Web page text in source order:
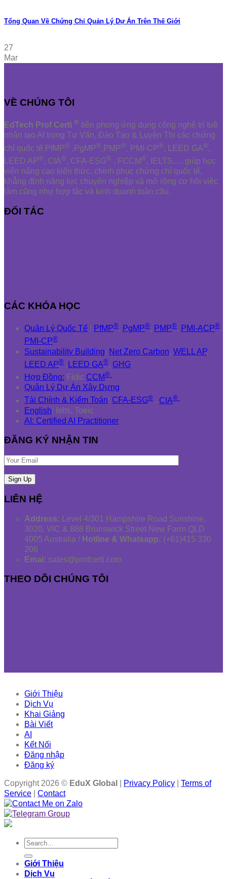
Tổng Quan Về Chứng Chỉ Quản Lý Dự Án Trên Thế Giới
27
Mar
VỀ CHÚNG TÔI
EdTech Prof Certi ® tiên phong ứng dụng công nghệ trí tuệ
nhân tạo AI trong Tư Vấn, Đào Tạo & Luyện Thi các chứng
chỉ quốc tế PfMP® ,PgMP®,PMP®, PMI-CP®, LEED GA®,
LEED AP®, CIA®, CFA-ESG® , FCCM®, IELTS,.... giúp học
viên nâng cao kiến thức, chinh phục chứng chỉ quốc tế,
khẳng định năng lực chuyên nghiệp và mở rộng cơ hội việc
làm cũng như hợp tác và kinh doanh toàn cầu.
ĐỐI TÁC
CÁC KHÓA HỌC
Quản Lý Quốc Tế : PfMP®, PgMP®, PMP®, PMI-ACP®,
PMI-CP®
Sustainability Building: Net Zero Carbon, WELL AP,
LEED AP® , LEED GA®, GHG
Hợp Đồng: Fidic CCM®
Quản Lý Dự Án Xây Dựng
Tài Chính & Kiểm Toán: CFA-ESG® , CIA®
English: Ielts, Toeic
AI: Certified AI Practitioner
ĐĂNG KÝ NHẬN TIN
LIÊN HỆ
Address: Level 4/301 Hampshire Road Sunshine,
3020, VIC & 888 Brunswick Street New Farm QLD
4005 Australia / Hotline & Whatsapp: (+61)415 330
206
Emai: sales@profcerti.com
THEO DÕI CHÚNG TÔI
Giới Thiệu
Dịch Vụ
Khai Giảng
Bài Viết
AI
Kết Nối
Đăng nhập
Đăng ký
Copyright 2026 © EduX Global Privacy Policy
Terms of
Service
Contact
Search
Giới Thiệu
Dịch Vụ